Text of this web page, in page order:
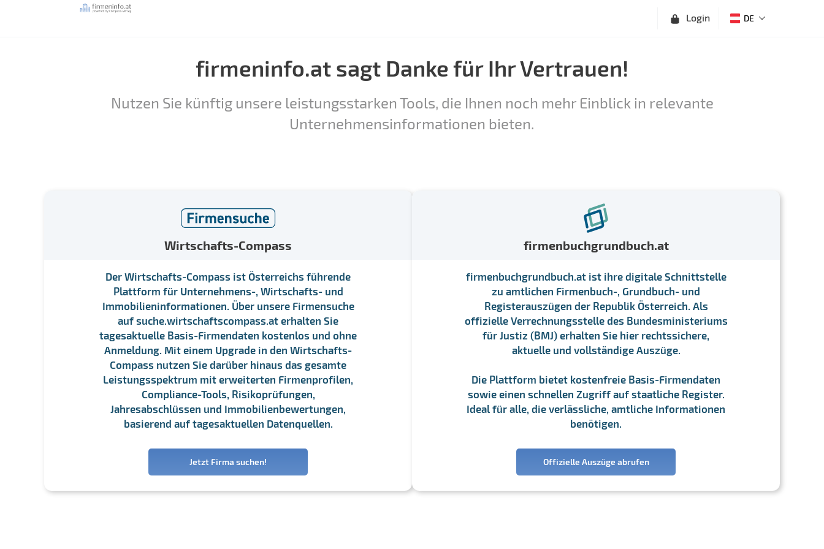
Login DE
firmeninfo.at sagt Danke für Ihr Vertrauen!
Nutzen Sie künftig unsere leistungsstarken Tools, die Ihnen noch mehr Einblick in relevante
Unternehmensinformationen bieten.
Wirtschafts-Compass
Der Wirtschafts-Compass ist Österreichs führende
Plattform für Unternehmens-, Wirtschafts- und
Immobilieninformationen. Über unsere Firmensuche
auf suche.wirtschaftscompass.at erhalten Sie
tagesaktuelle Basis-Firmendaten kostenlos und ohne
Anmeldung. Mit einem Upgrade in den Wirtschafts-
Compass nutzen Sie darüber hinaus das gesamte
Leistungsspektrum mit erweiterten Firmenprofilen,
Compliance-Tools, Risikoprüfungen,
Jahresabschlüssen und Immobilienbewertungen,
basierend auf tagesaktuellen Datenquellen.
Jetzt Firma suchen!
firmenbuchgrundbuch.at
firmenbuchgrundbuch.at ist ihre digitale Schnittstelle
zu amtlichen Firmenbuch-, Grundbuch- und
Registerauszügen der Republik Österreich. Als
offizielle Verrechnungsstelle des Bundesministeriums
für Justiz (BMJ) erhalten Sie hier rechtssichere,
aktuelle und vollständige Auszüge.
Die Plattform bietet kostenfreie Basis-Firmendaten
sowie einen schnellen Zugriff auf staatliche Register.
Ideal für alle, die verlässliche, amtliche Informationen
benötigen.
Offizielle Auszüge abrufen